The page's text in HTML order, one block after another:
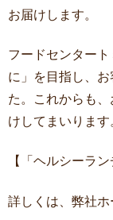
お届けします。
フードセンター
に」を目指し、
た。これからも
けしてまいります
【「ヘルシーラ
詳しくは、弊社ホ